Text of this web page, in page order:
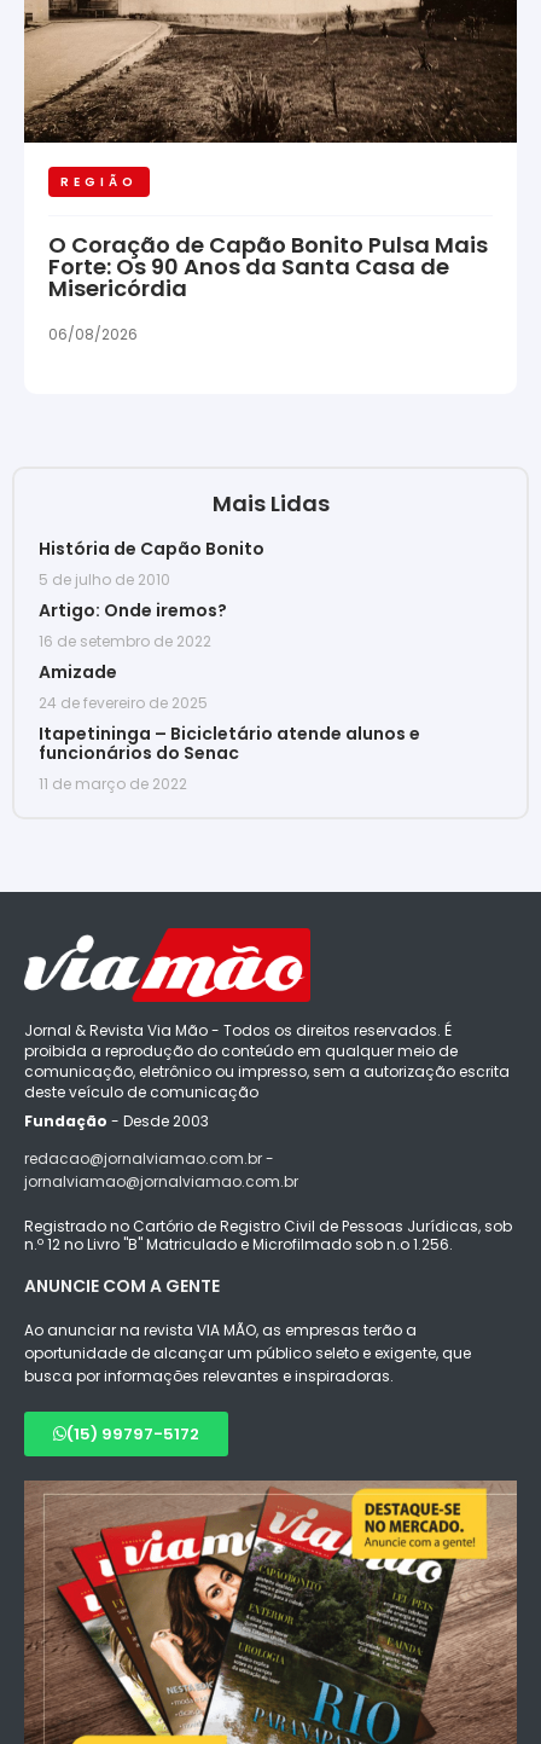
REGIÃO
O Coração de Capão Bonito Pulsa Mais
Forte: Os 90 Anos da Santa Casa de
Misericórdia
06/08/2026
Mais Lidas
História de Capão Bonito
5 de julho de 2010
Artigo: Onde iremos?
16 de setembro de 2022
Amizade
24 de fevereiro de 2025
Itapetininga – Bicicletário atende alunos e
funcionários do Senac
11 de março de 2022
Jornal & Revista Via Mão - Todos os direitos reservados. É
proibida a reprodução do conteúdo em qualquer meio de
comunicação, eletrônico ou impresso, sem a autorização escrita
deste veículo de comunicação
Fundação - Desde 2003
redacao@jornalviamao.com.br -
jornalviamao@jornalviamao.com.br
Registrado no Cartório de Registro Civil de Pessoas Jurídicas, sob
n.º 12 no Livro "B" Matriculado e Microfilmado sob n.o 1.256.
ANUNCIE COM A GENTE
Ao anunciar na revista VIA MÃO, as empresas terão a
oportunidade de alcançar um público seleto e exigente, que
busca por informações relevantes e inspiradoras.
(15) 99797-5172